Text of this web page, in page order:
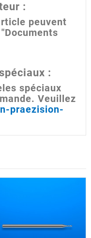
:
peuvent
:
spéciaux
Veuillez
praezision-